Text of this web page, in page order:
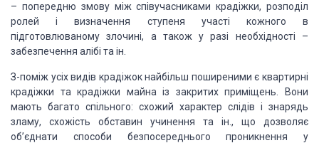
– попередню змову між співучасниками крадіжки, розподіл
ролей і визначення ступеня участі кожного в
підготовлюваному злочині, а також у разі необхідності –
забезпечення алібі та ін.
З-поміж усіх видів крадіжокнайбільш поширеними є квар­тирні
крадіжки та крадіжки майна із закритих приміщень.
Вони
мають багато спільного: схожий характер слідів і знарядь
зламу, схожість обставин учинення та ін., що дозволяє
об’єднати спо­соби безпосереднього проникнення у